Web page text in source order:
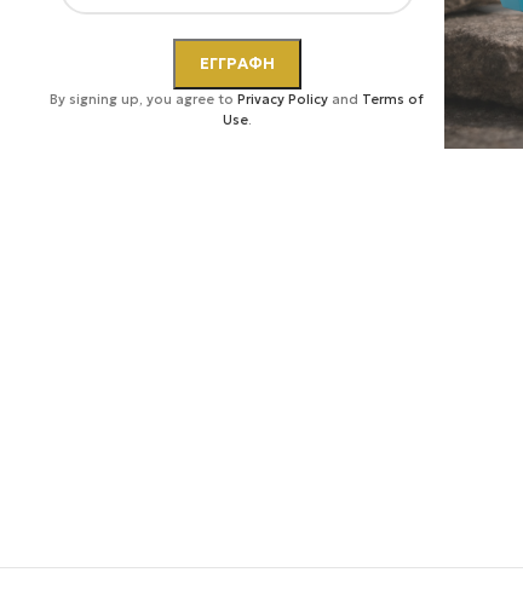
By signing up, you agree toPrivacy Policy and Terms of
Use.
Κάντε κλικ για μεγέθυνση